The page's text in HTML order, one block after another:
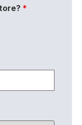
*